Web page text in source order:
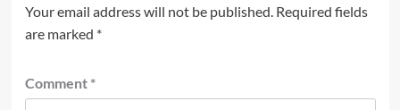
Your email address will not be published. Required fields
are marked *
Comment *